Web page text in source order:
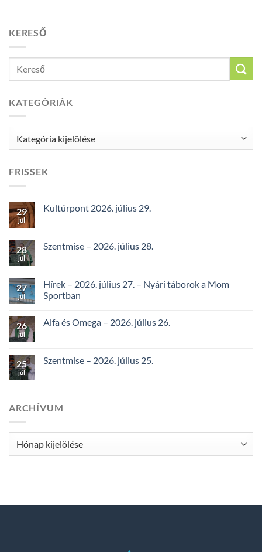
KERESŐ
KATEGÓRIÁK
FRISSEK
29
júl
Kultúrpont 2026. július 29.
28
júl
Szentmise – 2026. július 28.
27
júl
Hírek – 2026. július 27. – Nyári táborok a Mom
Sportban
26
júl
Alfa és Omega – 2026. július 26.
25
júl
Szentmise – 2026. július 25.
ARCHÍVUM
Archívum